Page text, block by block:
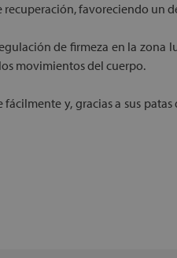
favoreciendo un
de firmeza en la
movimientos del cuerpo.
fácilmente y, gracias a sus